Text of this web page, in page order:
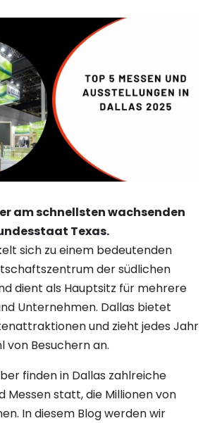
am schnellsten wachsenden
Texas.
sich zu einem bedeutenden
der südlichen
dient als Hauptsitz für mehrere
Unternehmen. Dallas bietet
und zieht jedes Jahr
von Besuchern an.
finden in Dallas zahlreiche
Messen statt, die Millionen von
In diesem Blog werden wir